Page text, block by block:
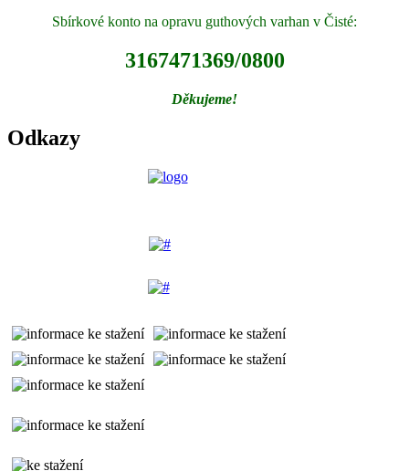
Sbírkové konto na opravu guthových varhan v Čisté:
3167471369/0800
Děkujeme!
Odkazy